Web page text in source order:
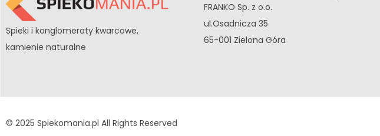
Spieki i konglomeraty kwarcowe,
kamienie naturalne
FRANKO Sp. z o.o.
ul.Osadnicza 35
65-001 Zielona Góra
© 2025 Spiekomania.pl All Rights Reserved